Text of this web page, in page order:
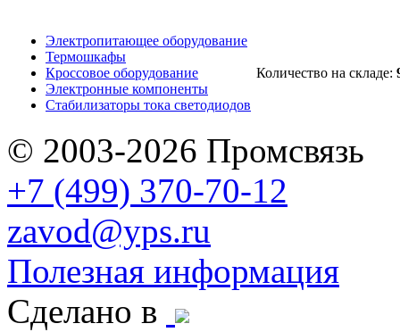
Электропитающее оборудование
Термошкафы
Кроссовое оборудование
Электронные компоненты
Стабилизаторы тока светодиодов
Количество на складе:
© 2003-2026 Промсвязь
+7 (499) 370-70-12
zavod@yps.ru
Полезная информация
Сделано в